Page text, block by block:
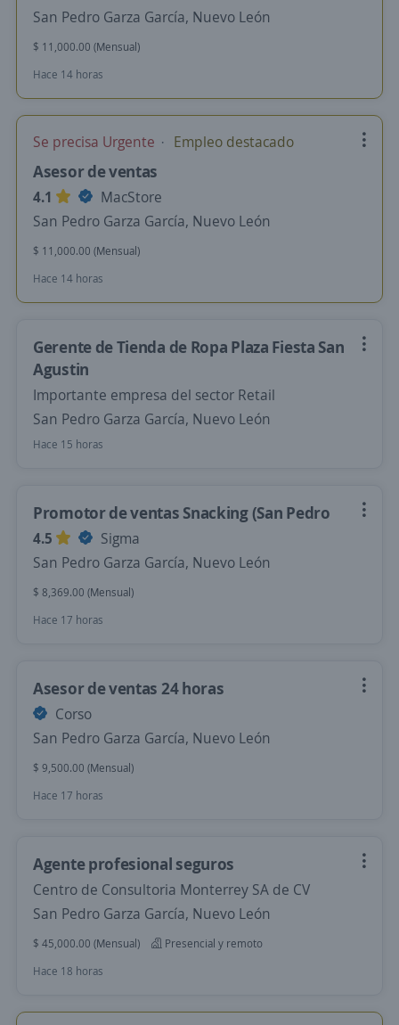
San Pedro Garza García, Nuevo León
$ 11,000.00 (Mensual)
Hace 14 horas
Se precisa Urgente Empleo destacado
Asesor de ventas
4.1
MacStore
San Pedro Garza García, Nuevo León
$ 11,000.00 (Mensual)
Hace 14 horas
Gerente de Tienda de Ropa Plaza Fiesta San
Agustin
Importante empresa del sector Retail
San Pedro Garza García, Nuevo León
Hace 15 horas
Promotor de ventas Snacking (San Pedro
4.5
Sigma
San Pedro Garza García, Nuevo León
$ 8,369.00 (Mensual)
Hace 17 horas
Asesor de ventas 24 horas
Corso
San Pedro Garza García, Nuevo León
$ 9,500.00 (Mensual)
Hace 17 horas
Agente profesional seguros
Centro de Consultoria Monterrey SA de CV
San Pedro Garza García, Nuevo León
$ 45,000.00 (Mensual)
Presencial y remoto
Hace 18 horas